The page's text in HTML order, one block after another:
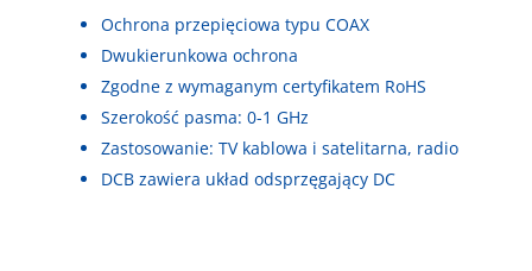
Ochrona przepięciowa typu COAX
Dwukierunkowa ochrona
Zgodne z wymaganym certyfikatem RoHS
Szerokość pasma: 0-1 GHz
Zastosowanie: TV kablowa i satelitarna, radio
DCB zawiera układ odsprzęgający DC